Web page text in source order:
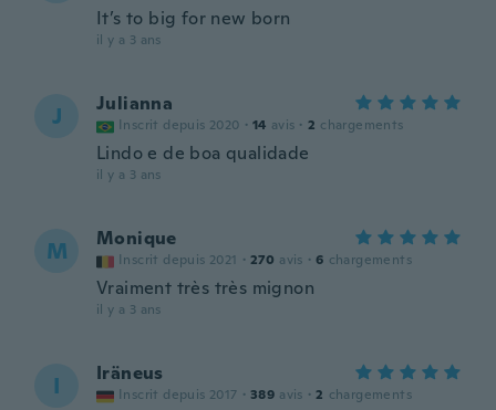
It’s to big for new born
il y a 3 ans
J Julianna
Inscrit depuis 2020 · 14 avis · 2 chargements
Lindo e de boa qualidade
il y a 3 ans
M Monique
Inscrit depuis 2021 · 270 avis · 6 chargements
Vraiment très très mignon
il y a 3 ans
I Iräneus
Inscrit depuis 2017 · 389 avis · 2 chargements